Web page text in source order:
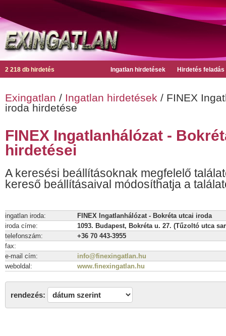
2 218 db hirdetés Ingatlan hirdetések Hirdetés feladás
Exingatlan / Ingatlan hirdetések / FINEX
iroda hirdetése
FINEX Ingatlanhálózat -
hirdetései
A keresési beállításoknak megfelelő
kereső beállításaival módosíthatja a
ingatlan iroda:
FINEX Ingatlanhálózat - Bokréta utcai iroda
iroda címe:
1093. Budapest, Bokréta u. 27. (Tűzoltó utca
telefonszám:
+36 70 443-3955
fax:
e-mail cím:
info@finexingatlan.hu
weboldal:
www.finexingatlan.hu
rendezés: